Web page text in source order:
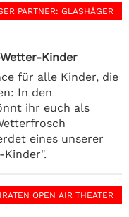
PARTNER: GLASHÄGER
Kinder
für alle Kinder, die
In den
ihr euch als
eines unserer
Kinder".
OPEN AIR THEATER